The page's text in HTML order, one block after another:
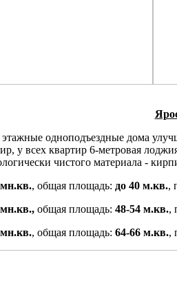
этажные одноподъездные дома
у всех квартир 6-метровая
чистого материала -
, общая площадь: до 40 м.кв.,
общая площадь: 48-54 м.кв.,
, общая площадь: 64-66 м.кв.,